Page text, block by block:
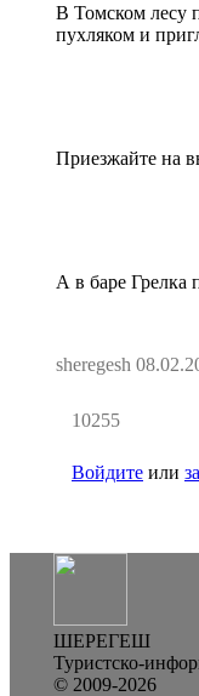
В Томском лесу
пухляком и
Приезжайте на
А в баре Грелка
sheregesh
10255
Войдите или
ШЕРЕГЕШ
Туристско-
© 2009-2026